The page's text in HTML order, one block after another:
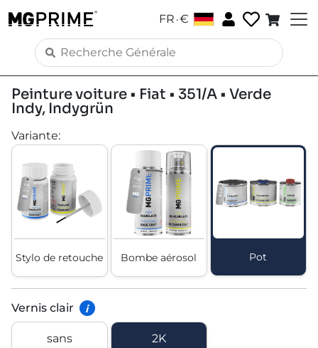
FR .€
Peinture voiture • Fiat • 351/A • Verde
Indy, Indygrün
Variante:
Stylo de retouche Bombe aérosol Pot
Vernis clair i
sans 2K